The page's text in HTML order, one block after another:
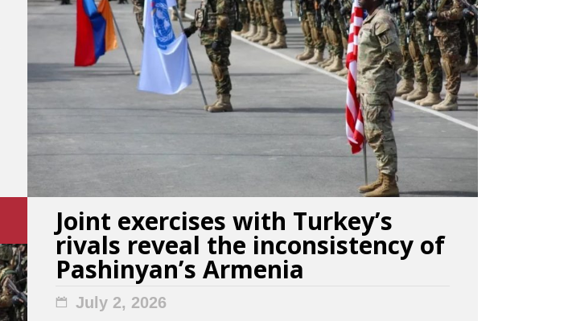
Joint exercises with Turkey’s
rivals reveal the inconsistency of
Pashinyan’s Armenia
July 2, 2026